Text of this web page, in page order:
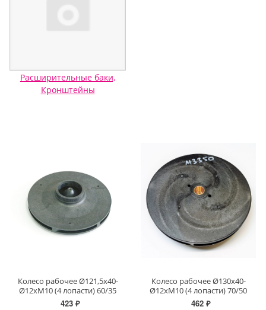
Расширительные баки,
Кронштейны
Колесо рабочее Ø121,5х40-
Ø12хМ10 (4 лопасти) 60/35
423 ₽
Колесо рабочее Ø130х40-
Ø12хМ10 (4 лопасти) 70/50
462 ₽